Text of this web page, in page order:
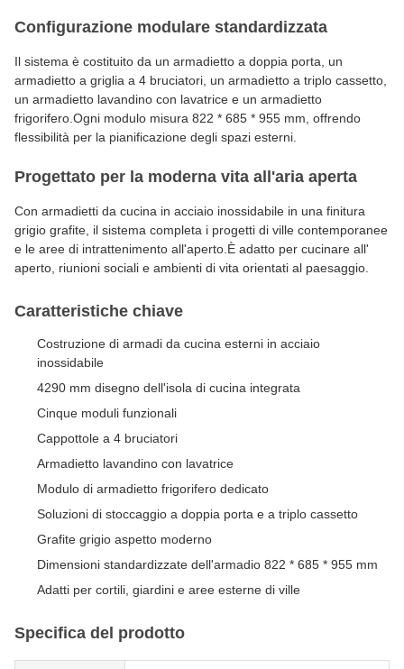
Configurazione modulare standardizzata
Il sistema è costituito da un armadietto a doppia porta, un
armadietto a griglia a 4 bruciatori, un armadietto a triplo cassetto,
un armadietto lavandino con lavatrice e un armadietto
frigorifero.Ogni modulo misura 822 * 685 * 955 mm, offrendo
flessibilità per la pianificazione degli spazi esterni.
Progettato per la moderna vita all'aria aperta
Con armadietti da cucina in acciaio inossidabile in una finitura
grigio grafite, il sistema completa i progetti di ville contemporanee
e le aree di intrattenimento all'aperto.È adatto per cucinare all'
aperto, riunioni sociali e ambienti di vita orientati al paesaggio.
Caratteristiche chiave
Costruzione di armadi da cucina esterni in acciaio
inossidabile
4290 mm disegno dell'isola di cucina integrata
Cinque moduli funzionali
Cappottole a 4 bruciatori
Armadietto lavandino con lavatrice
Modulo di armadietto frigorifero dedicato
Soluzioni di stoccaggio a doppia porta e a triplo cassetto
Grafite grigio aspetto moderno
Dimensioni standardizzate dell'armadio 822 * 685 * 955 mm
Adatti per cortili, giardini e aree esterne di ville
Specifica del prodotto